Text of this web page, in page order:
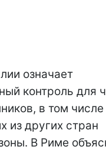
означает
контроль для
в том числе
из других стран
В Риме